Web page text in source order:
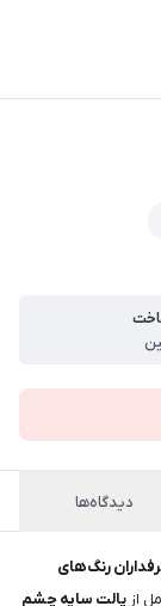
دیدگاه‌ها
رنگ‌های
از پالت سایه چشم